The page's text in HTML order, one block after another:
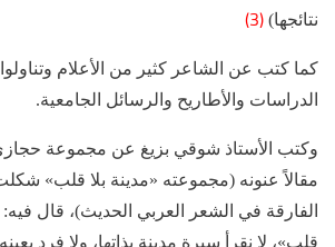
نتائجها) (3)
كما كتب عن الشاعر كثير من الأعلام
الدراسات والأطاريح والرسائل الجامعية.
وكتب الأستاذ شوقي بزيغ عن مجموعة
مقالاً عنونه (مجموعته «مدينة بلا قلب»
الفارقة في الشعر العربي الحديث)، قال فيه:
قلب»، لا نقرأ سيرة مدينة بذاتها، ولا فرد